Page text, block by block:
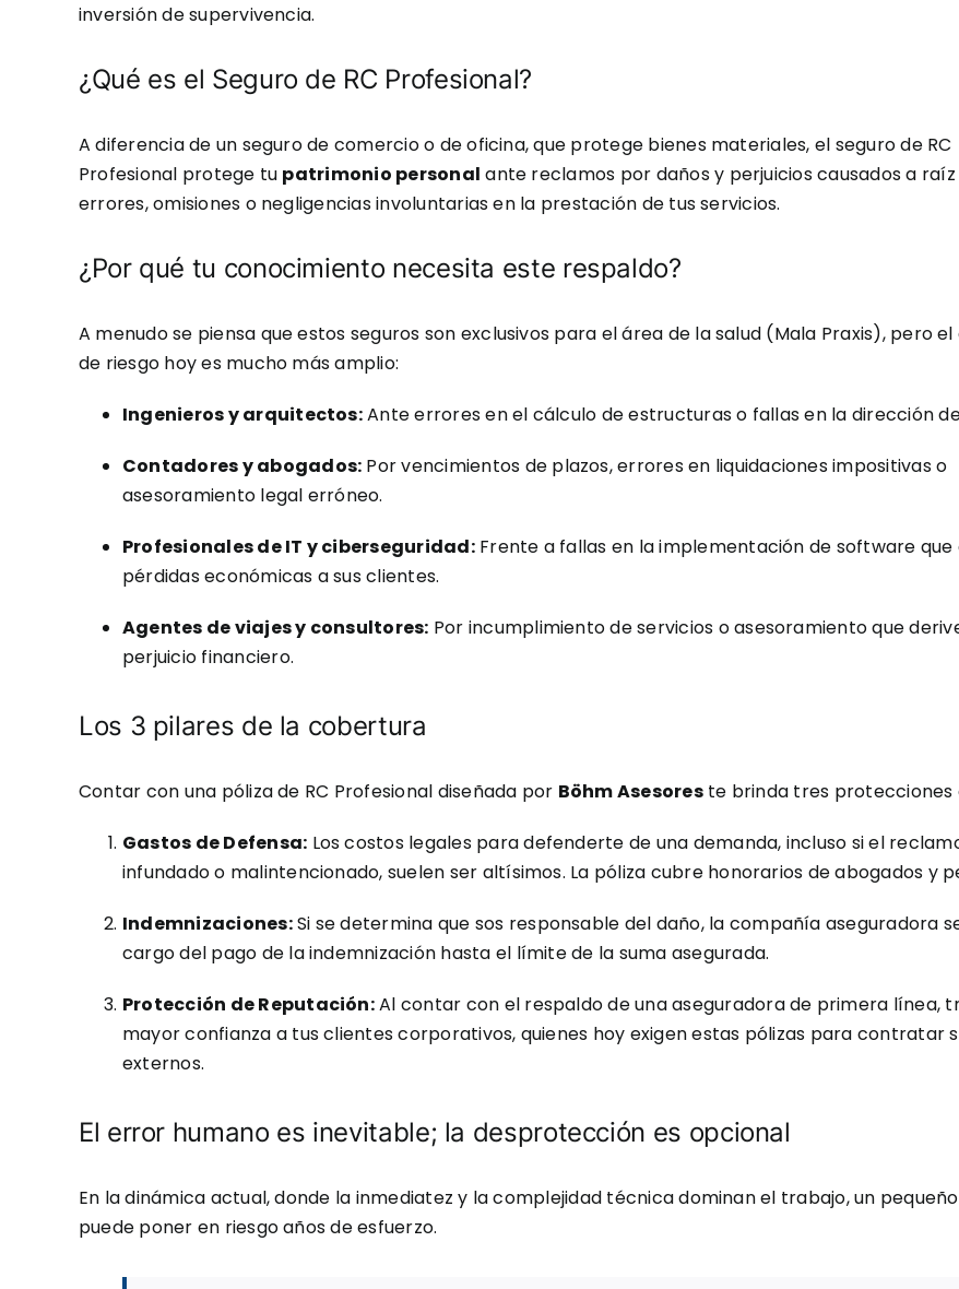
inversión de supervivencia.
¿Qué es el Seguro de RC Profesional?
A diferencia de un seguro de comercio o de oficina, que protege bienes materiales, el seguro de RC
Profesional protege tu patrimonio personal ante reclamos por daños y perjuicios causados a raíz
errores, omisiones o negligencias involuntarias en la prestación de tus servicios.
¿Por qué tu conocimiento necesita este respaldo?
A menudo se piensa que estos seguros son exclusivos para el área de la salud (Mala Praxis), pero
de riesgo hoy es mucho más amplio:
Ingenieros y arquitectos:Ante errores en el cálculo de estructuras o fallas en la dirección
Contadores y abogados: Por vencimientos de plazos, errores en liquidaciones impositivas o
asesoramiento legal erróneo.
Profesionales de IT y ciberseguridad:Frente a fallas en la implementación de software que
pérdidas económicas a sus clientes.
Agentes de viajes y consultores: Por incumplimiento de servicios o asesoramiento que
perjuicio financiero.
Los 3 pilares de la cobertura
Contar con una póliza de RC Profesional diseñada por Böhm Asesoreste brinda tres protecciones
Gastos de Defensa: Los costos legales para defenderte de una demanda, incluso si el
infundado o malintencionado, suelen ser altísimos. La póliza cubre honorarios de abogados y
Indemnizaciones:Si se determina que sos responsable del daño, la compañía aseguradora
cargo del pago de la indemnización hasta el límite de la suma asegurada.
Protección de Reputación:Al contar con el respaldo de una aseguradora de primera línea,
mayor confianza a tus clientes corporativos, quienes hoy exigen estas pólizas para contratar
externos.
El error humano es inevitable; la desprotección es opcional
En la dinámica actual, donde la inmediatez y la complejidad técnica dominan el trabajo, un
puede poner en riesgo años de esfuerzo.